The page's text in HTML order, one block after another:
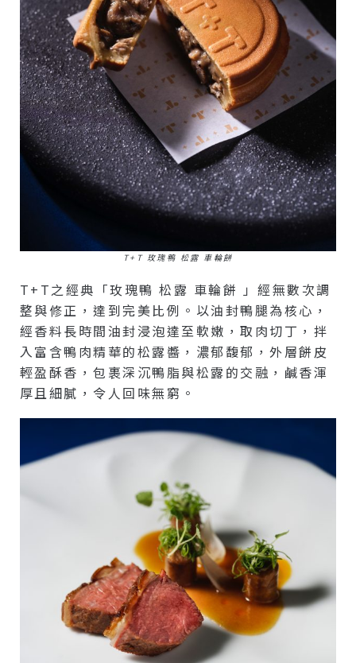
T+T 玫瑰鴨 松露 車輪餅
T+T之經典「玫瑰鴨 松露 車輪餅 」經無數次調
整與修正，達到完美比例。以油封鴨腿為核心，
經香料長時間油封浸泡達至軟嫩，取肉切丁，拌
入富含鴨肉精華的松露醬，濃郁馥郁，外層餅皮
輕盈酥香，包裹深沉鴨脂與松露的交融，鹹香渾
厚且細膩，令人回味無窮。